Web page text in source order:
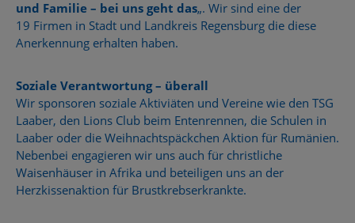
und Familie – bei uns geht das„. Wir sind eine der
19 Firmen in Stadt und Landkreis Regensburg die diese
Anerkennung erhalten haben.
Soziale Verantwortung – überall
Wir sponsoren soziale Aktiviäten und Vereine wie den TSG
Laaber, den Lions Club beim Entenrennen, die Schulen in
Laaber oder die Weihnachtspäckchen Aktion für Rumänien.
Nebenbei engagieren wir uns auch für christliche
Waisenhäuser in Afrika und beteiligen uns an der
Herzkissenaktion für Brustkrebserkrankte.